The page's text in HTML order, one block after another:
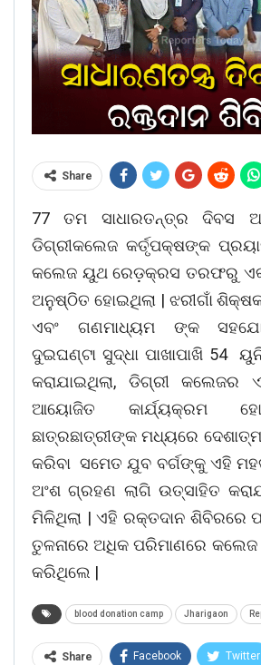
Share
77 ତମ ସାଧାରତନ୍ତ୍ର ଦିବସ
ଡିଗ୍ରୀକଲେଜ କର୍ତୃପକ୍ଷଙ୍କ
କଲେଜ ୟୁଥ ରେଡ଼କ୍ରସ ତରଫରୁ
ଅନୁଷ୍ଠିତ ହୋଇଥିଲା | ଝରୀଗାଁ
ଏବଂ ଗଣମାଧ୍ୟମ ଙ୍କ
ଦୁଇଘଣ୍ଟା ସୁଦ୍ଧା ପାଖାପାଖି 54
କରାଯାଇଥିଲା, ଡିଗ୍ରୀ କଲେଜର
ଆୟୋଜିତ କାର୍ଯ୍ୟକ୍ରମ
ଛାତ୍ରଛାତ୍ରୀଙ୍କ ମଧ୍ୟରେ
କରିବା ସମେତ ଯୁବ ବର୍ଗଙ୍କୁ ଏହି
ଅଂଶ ଗ୍ରହଣ ଲାଗି ଉତ୍ସାହିତ
ମିଳିଥିଲା | ଏହି ରକ୍ତଦାନ ଶିବିରରେ
ତୁଳନାରେ ଅଧିକ ପରିମାଣରେ କଲେଜ
କରିଥିଲେ |
blood donation camp Jharigaon
Share Facebook Twitter